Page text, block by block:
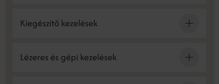
Kiegészítő kezelések
Lézeres és gépi kezelések